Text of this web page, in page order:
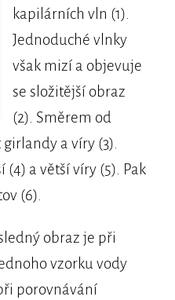
kapilárních vln (1).
Jednoduché vlnky
však mizí a objevuje
se složitější obraz
(2). Směrem od
a víry (3).
(4) a větší víry (5). Pak
(6).
obraz je při
vzorku vody
porovnávání